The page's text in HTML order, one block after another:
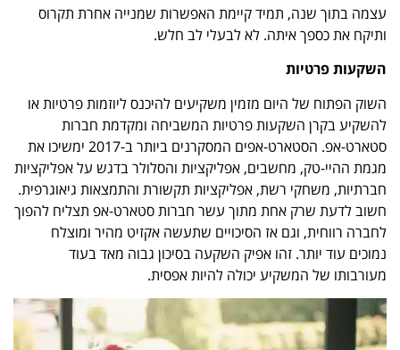
עצמה בתוך שנה, תמיד קיימת האפשרות שמנייה אחרת תקרוס
ותיקח את כספך איתה. לא לבעלי לב חלש.
השקעות פרטיות
השוק הפתוח של היום מזמין משקיעים להיכנס ליוזמות פרטיות או
להשקיע בקרן השקעות פרטיות המשביחה ומקדמת חברות
סטארט-אפ. הסטארט-אפים המסקרנים ביותר ב-2017 ימשיכו את
מגמת ההיי-טק, מחשבים, אפליקציות והסלולר בדגש על אפליקציות
חברתיות, משחקי רשת, אפליקציות תקשורת והתמצאות גיאוגרפית.
חשוב לדעת שרק אחת מתוך עשר חברות סטארט-אפ תצליח להפוך
לחברה רווחית, וגם אז הסיכויים שתעשה אקזיט מהיר ומוצלח
נמוכים עוד יותר. זהו אפיק השקעה בסיכון גבוה מאד בעוד
מעורבותו של המשקיע יכולה להיות אפסית.